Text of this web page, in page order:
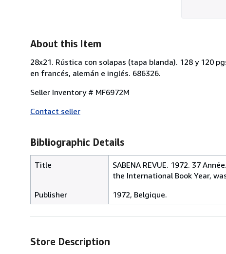
About this Item
28x21. Rústica con solapas (tapa blanda). 128 y 120
en francés, alemán e inglés. 686326.
Seller Inventory # MF6972M
Contact seller
Bibliographic Details
Title
SABENA REVUE. 1972. 37
the International Book Year,
Publisher
1972, Belgique.
Store Description